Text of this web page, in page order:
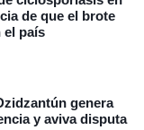
de que el brote
el país
genera
y aviva disputa